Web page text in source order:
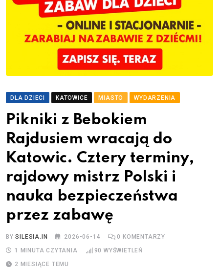
DLA DZIECI KATOWICE MIASTO WYDARZENIA
Pikniki z Bebokiem
Rajdusiem wracają do
Katowic. Cztery terminy,
rajdowy mistrz Polski i
nauka bezpieczeństwa
przez zabawę
BYSILESIA.IN 2026-06-14 0 KOMENTARZY
1 MINUTA CZYTANIA
90 WYŚWIETLEŃ
2 MIESIĄCE TEMU